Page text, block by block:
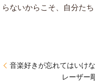
らないからこそ、自分た
音楽好きが忘れてはいけ
レーザー